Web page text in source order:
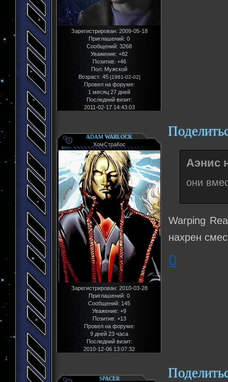
Зарегистрирован: 2009-05-18
Приглашений: 0
Сообщений: 3268
Уважение: +82
Позитив: +46
Пол:Мужской
Возраст: 45 [1981-02-02]
Провел на форуме:
1 месяц 27 дней
Последний визит:
2011-02-17 14:43:03
ADAM WARLOCK
ХомСтраКос
Зарегистрирован: 2010-03-28
Приглашений: 0
Сообщений: 145
Уважение: +9
Позитив: +13
Провел на форуме:
9 дней 23 часа
Последний визит:
2010-12-06 13:07:32
Аэнис
они
Warping
нахрен
0
SPACER